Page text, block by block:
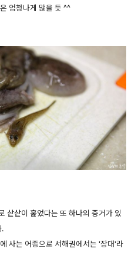
엄청나게 많을 듯 ^^
샅샅이 훑었다는 또 하나의 증거가 있
.
사는 어종으로 서해권에서는 '장대'라